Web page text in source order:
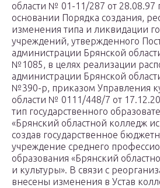
области № 01-11/287 от 28.08.97
основании Порядка создания,
изменения типа и ликвидации
учреждений, утвержденного
администрации Брянской
№1085, в целях реализации
администрации Брянской
№390-р, приказом Управления
области № 0111/448/7 от
тип государственного
«Брянский областной колледж
создав государственное
учреждение среднего
образования «Брянский
и культуры». В связи с
внесены изменения в Устав